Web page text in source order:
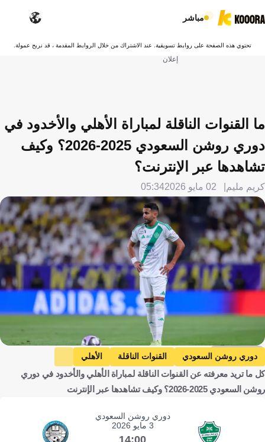
مباشر
تحتوي هذه الصفحة على روابط تسويقية. عند الاشتراك من خلال الروابط المقدمة ، قد نربح عمولة.
إعلان
ما القنوات الناقلة لمباراة الأهلي والأخدود في
دوري روشن السعودي 2025-2026؟ وكيف
تشاهدها عبر الإنترنت؟
كريم مليم 02 مايو 2026 05:34
Getty Images
دوري روشن السعودي القنوات الناقلة
الأهلي
رياض محرز
الأهلي ضد الأخدود
الأخدود
المملكة العربية السعودية
الجزائر كرة قدم
كل ما تريد معرفته عن القنوات الناقلة لمباراة الأهلي والأخدود في دوري
روشن السعودي 2025-2026؟ وكيف تشاهدها عبر الإنترنت
دوري روشن السعودي
3 مايو 2026
14:00